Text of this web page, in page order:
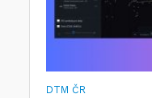
DTM ČR